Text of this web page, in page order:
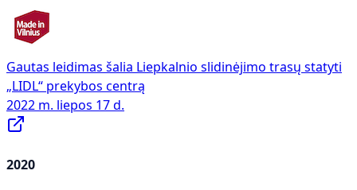
Gautas leidimas šalia Liepkalnio slidinėjimo trasų statyti
„LIDL“ prekybos centrą
2022 m. liepos 17 d.
2020